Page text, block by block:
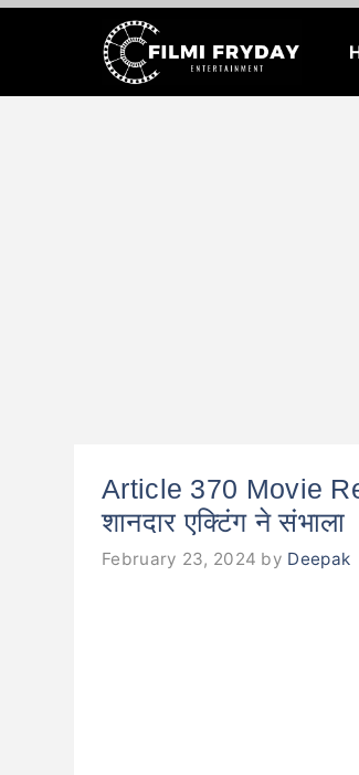
content
Article 370 Movie
शानदार एक्टिंग ने संभाला
February 23, 2024 by Deepak